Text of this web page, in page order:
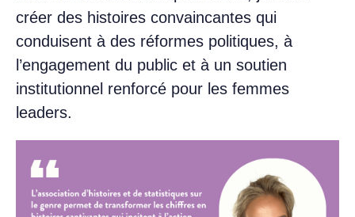
créer des histoires convaincantes qui
conduisent à des réformes politiques, à
l’engagement du public et à un soutien
institutionnel renforcé pour les femmes
leaders.